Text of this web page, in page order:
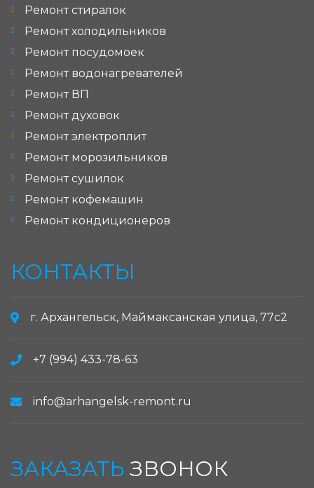
Ремонт стиралок
Ремонт холодильников
Ремонт посудомоек
Ремонт водонагревателей
Ремонт ВП
Ремонт духовок
Ремонт электроплит
Ремонт морозильников
Ремонт сушилок
Ремонт кофемашин
Ремонт кондиционеров
КОНТАКТЫ
г. Архангельск, Маймаксанская улица, 77с2
+7 (994) 433-78-63
info@arhangelsk-remont.ru
ЗАКАЗАТЬ ЗВОНОК